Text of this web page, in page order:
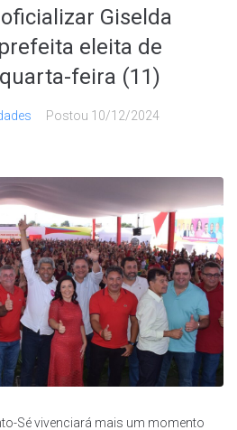
Giselda
eleita de
feira (11)
Postou 10/12/2024
Sé vivenciará mais um momento